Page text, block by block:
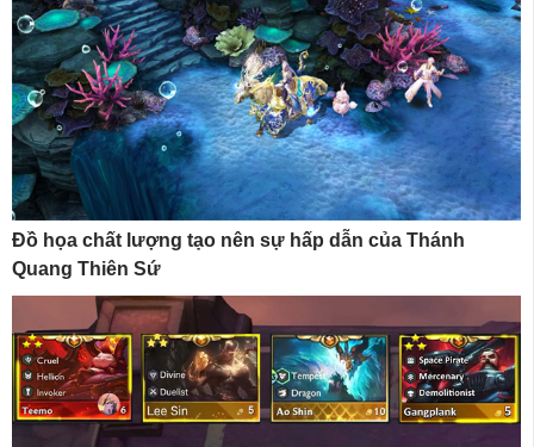
Đồ họa chất lượng tạo nên sự hấp dẫn của Thánh
Quang Thiên Sứ